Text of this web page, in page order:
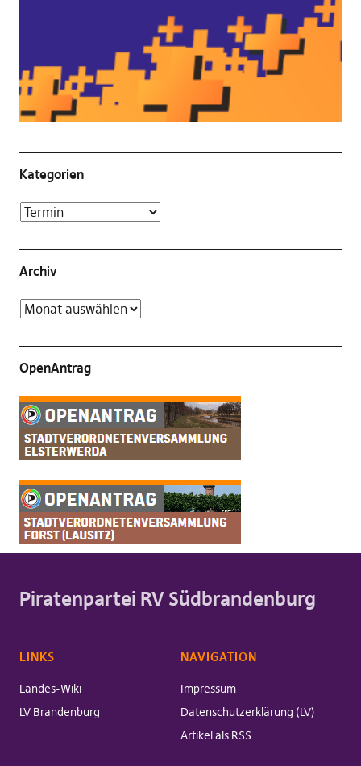
Kategorien
Archiv
OpenAntrag
Piratenpartei RV Südbrandenburg
LINKS
Landes-Wiki
LV Brandenburg
NAVIGATION
Impressum
Datenschutzerklärung (LV)
Artikel als RSS